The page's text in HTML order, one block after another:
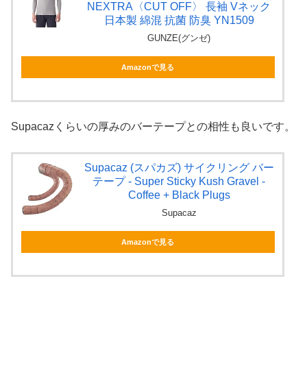
NEXTRA〈CUT OFF〉 長袖 Vネック
日本製 綿混 抗菌 防臭 YN1509
GUNZE(グンゼ)
Amazonで見る
Supacazくらいの厚みのバーテープとの相性も良いです。
Supacaz (スパカズ) サイクリング バー
テープ - Super Sticky Kush Gravel -
Coffee + Black Plugs
Supacaz
Amazonで見る